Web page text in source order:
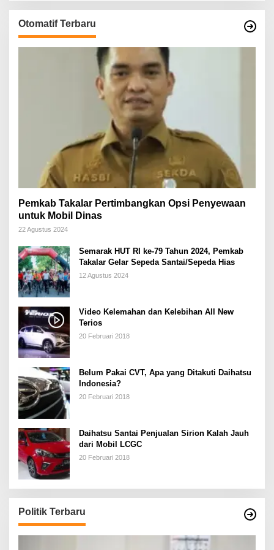
Otomatif Terbaru
Pemkab Takalar Pertimbangkan Opsi Penyewaan
untuk Mobil Dinas
22 Agustus 2024
Semarak HUT RI ke-79 Tahun 2024, Pemkab
Takalar Gelar Sepeda Santai/Sepeda Hias
12 Agustus 2024
Video Kelemahan dan Kelebihan All New
Terios
20 Februari 2018
Belum Pakai CVT, Apa yang Ditakuti Daihatsu
Indonesia?
20 Februari 2018
Daihatsu Santai Penjualan Sirion Kalah Jauh
dari Mobil LCGC
20 Februari 2018
Politik Terbaru